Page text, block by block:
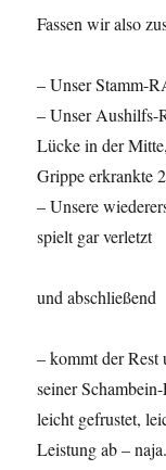
Fassen wir also
– Unser Stamm-
– Unser Aushilfs-
Lücke in der
Grippe erkrankte
– Unsere
spielt gar verletzt
und abschließend
– kommt der Rest
seiner
leicht gefrustet,
Leistung ab – naja.